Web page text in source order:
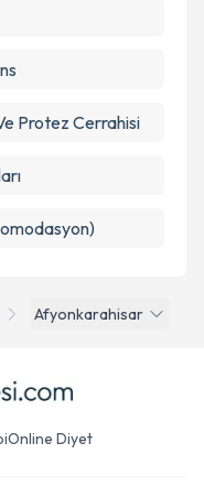
Afyonkarahisar
Protez Cerrahisi
Online Diyet